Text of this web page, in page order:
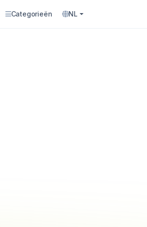
Categorieën NL